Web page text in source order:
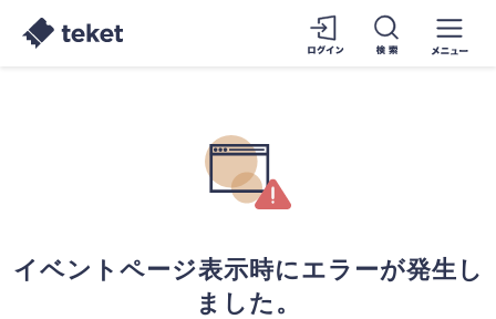
イベントページ表示時にエラーが発生し
ました。